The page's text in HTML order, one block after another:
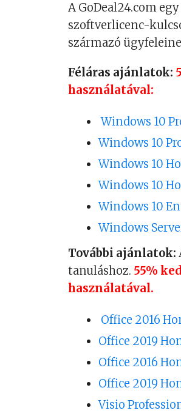
A GoDeal24.com
szoftverlicenc-
származó
Féláras ajánlatok:
használatával:
Windows 10
Windows 10
Windows 10
Windows 10
Windows 10
Windows
További ajánlatok:
tanuláshoz. 55%
használatával.
Office 2016
Office 2019
Office 2016
Office 2019
Visio